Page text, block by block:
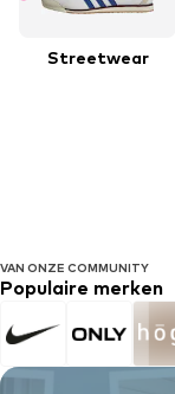
VAN ONZE COMMUNITY
Populaire merken
Streetwear